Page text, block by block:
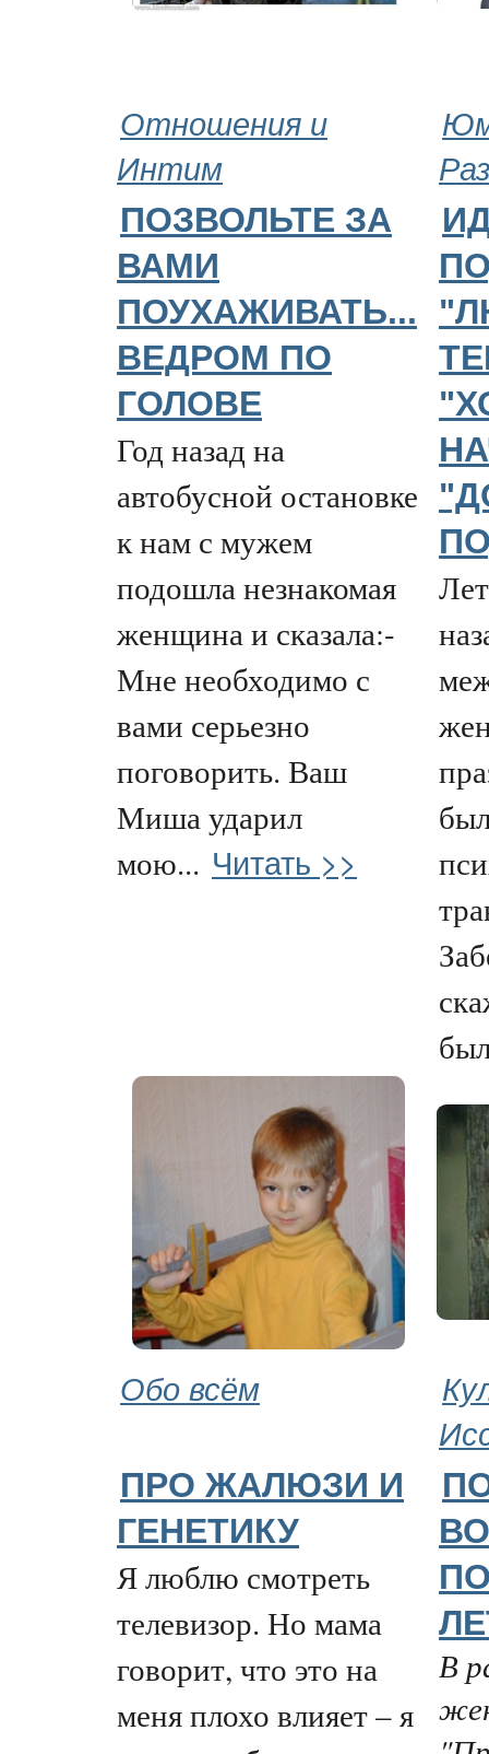
Отношения и
Интим
ПОЗВОЛЬТЕ ЗА
ВАМИ
ПОУХАЖИВАТЬ...
ВЕДРОМ ПО
ГОЛОВЕ
Год назад на
автобусной остановке
к нам с мужем
подошла незнакомая
женщина и сказала:-
Мне необходимо с
вами серьезно
поговорить. Ваш
Миша ударил
мою... Читать >>
Обо всём
ПРО ЖАЛЮЗИ И
ГЕНЕТИКУ
Я люблю смотреть
телевизор. Но мама
говорит, что это на
меня плохо влияет – я
В